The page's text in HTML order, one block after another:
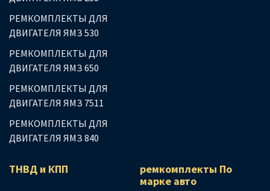
РЕМКОМПЛЕКТЫ ДЛЯ
ДВИГАТЕЛЯ ЯМЗ 530
РЕМКОМПЛЕКТЫ ДЛЯ
ДВИГАТЕЛЯ ЯМЗ 650
РЕМКОМПЛЕКТЫ ДЛЯ
ДВИГАТЕЛЯ ЯМЗ 7511
РЕМКОМПЛЕКТЫ ДЛЯ
ДВИГАТЕЛЯ ЯМЗ 840
ТНВД и КПП
ремкомплекты По
марке авто